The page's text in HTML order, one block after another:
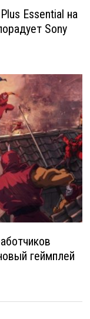
Essential на
Sony
геймплей